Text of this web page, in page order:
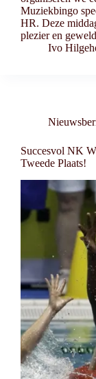
Muziekbingo
HR. Deze
plezier en
Ivo
Succesvol NK
Tweede Plaats!